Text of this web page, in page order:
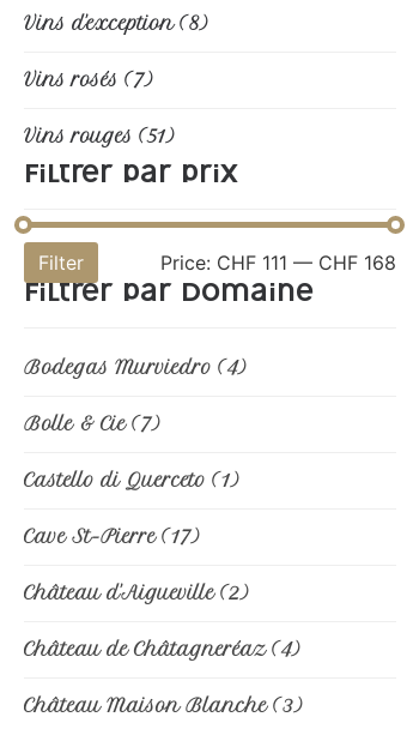
Vins d'exception(8)
Vins rosés (7)
Vins rouges (51)
Filtrer par prix
Filter Price: CHF 111 — CHF 168
Filtrer par domaine
Bodegas Murviedro (4)
Bolle & Cie (7)
Castello di Querceto (1)
Cave St-Pierre (17)
Château d'Aigueville (2)
Château de Châtagneréaz (4)
Château Maison Blanche (3)